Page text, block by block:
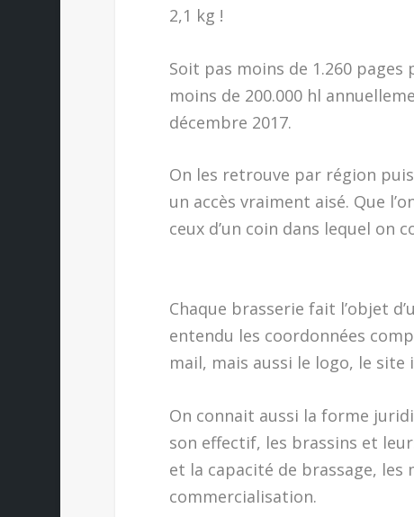
2,1 kg !
Soit pas moins de 1.260
moins de 200.000 hl
décembre 2017.
On les retrouve par région
un accès vraiment aisé. Que
ceux d’un coin dans lequel on
Chaque brasserie fait l’objet
entendu les coordonnées
mail, mais aussi le logo, le site
On connait aussi la forme
son effectif, les brassins et
et la capacité de brassage, les
commercialisation.